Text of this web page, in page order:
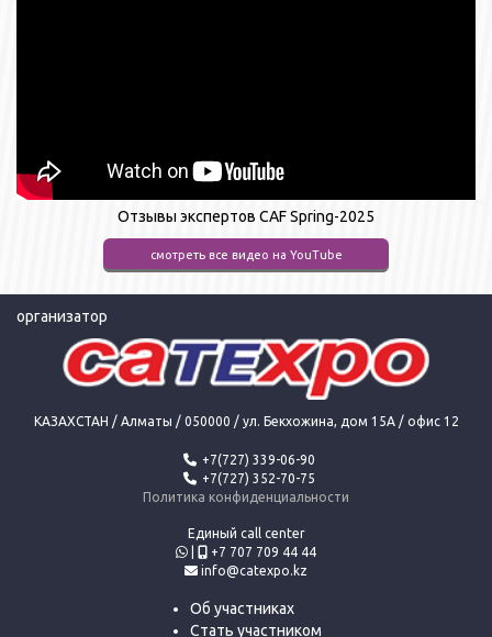
Отзывы экспертов CAF Spring-2025
смотреть все видео на YouTube
организатор
КАЗАХСТАН / Алматы / 050000 / ул. Бекхожина, дом 15А / офис 12
+7(727) 339-06-90
+7(727) 352-70-75
Политика конфиденциальности
Единый call center
+7 707 709 44 44
info@catexpo.kz
Об участниках
Стать участником